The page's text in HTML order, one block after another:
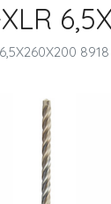
6,5X260X200